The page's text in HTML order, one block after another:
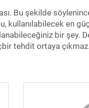
Bu şekilde
kullanılabilecek en
bir şey.
tehdit ortaya çıkmaz.